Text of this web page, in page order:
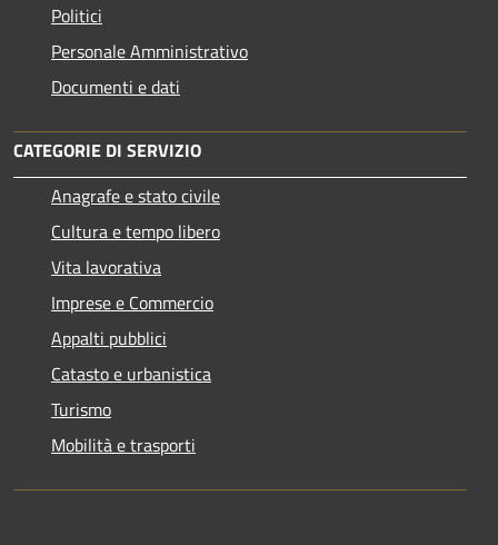
Politici
Personale Amministrativo
Documenti e dati
CATEGORIE DI SERVIZIO
Anagrafe e stato civile
Cultura e tempo libero
Vita lavorativa
Imprese e Commercio
Appalti pubblici
Catasto e urbanistica
Turismo
Mobilità e trasporti